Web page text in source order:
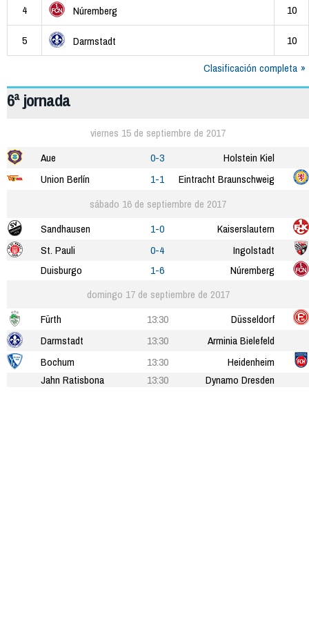
4 Núremberg 10
5 Darmstadt
10
Clasificación completa
6ª jornada
viernes 15 de septiembre de 2017
Aue
0-3
Holstein Kiel
Union Berlín
1-1
Eintracht Braunschweig
sábado 16 de septiembre de 2017
Sandhausen
1-0
Kaiserslautern
St. Pauli
0-4
Ingolstadt
Duisburgo
1-6
Núremberg
domingo 17 de septiembre de 2017
Fürth
13:30
Düsseldorf
Darmstadt
13:30
Arminia Bielefeld
Bochum
13:30
Heidenheim
Jahn Ratisbona
13:30 Dynamo Dresden